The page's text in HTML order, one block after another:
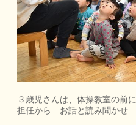
３歳児さんは、体操教室の前に
担任から お話と読み聞かせ